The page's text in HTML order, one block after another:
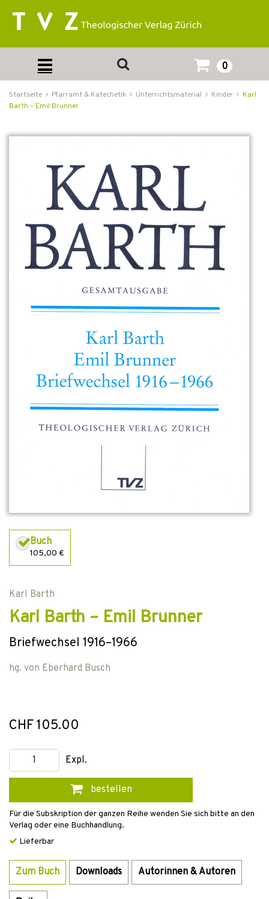
0
Startseite Pfarramt & Katechetik Unterrichtsmaterial Kinder
Karl
Barth – Emil Brunner
Buch
105,00 €
Karl Barth
Karl Barth – Emil Brunner
Briefwechsel 1916–1966
hg. von Eberhard Busch
CHF 105.00
Expl.
bestellen
Für die Subskription der ganzen Reihe wenden Sie sich bitte an den
Verlag oder eine Buchhandlung.
Lieferbar
Zum Buch Downloads Autorinnen & Autoren